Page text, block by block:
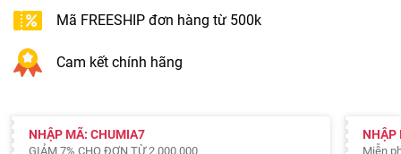
Mã FREESHIP đơn hàng từ 500k
Cam kết chính hãng
NHẬP MÃ: CHUMIA7
GIẢM 7% CHO ĐƠN TỪ 2.000.000
NHẬP
Miễn